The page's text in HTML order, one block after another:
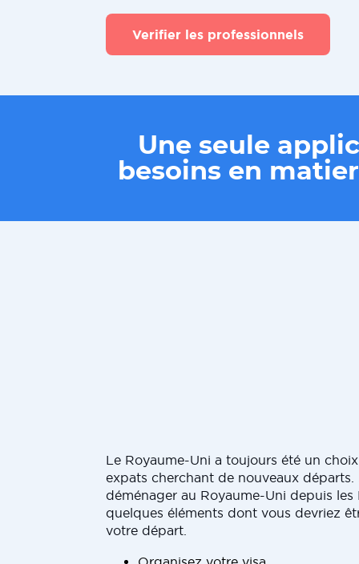
Verifier les professionnels
Une seule
besoins en
Le Royaume-Uni a toujours été un
expats cherchant de nouveaux départs.
déménager au Royaume-Uni depuis les
quelques éléments dont vous devriez
votre départ.